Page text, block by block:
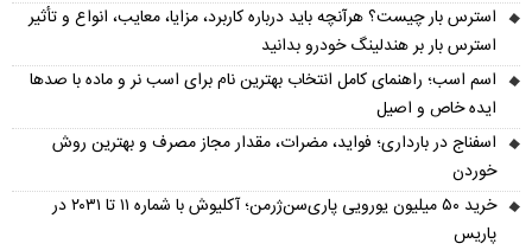
استرس بار چیست؟ هرآنچه باید درباره کاربرد، مزایا، معایب، انواع و تأثیر
استرس بار بر هندلینگ خودرو بدانید
اسم اسب؛ راهنمای کامل انتخاب بهترین نام برای اسب نر و ماده با صدها
ایده خاص و اصیل
اسفناج در بارداری؛ فواید، مضرات، مقدار مجاز مصرف و بهترین روش
خوردن
خرید ۵۰ میلیون یورویی پاری‌سن‌ژرمن؛ آکلیوش با شماره ۱۱ تا ۲۰۳۱ در
پاریس